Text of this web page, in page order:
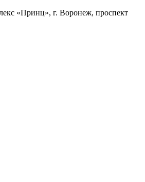
«Принц», г. Воронеж, проспект